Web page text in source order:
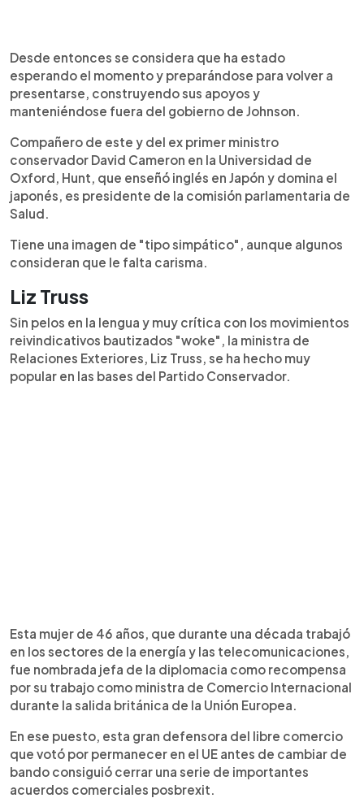
Desde entonces se considera que ha estado
esperando el momento y preparándose para volver a
presentarse, construyendo sus apoyos y
manteniéndose fuera del gobierno de Johnson.
Compañero de este y del ex primer ministro
conservador David Cameron en la Universidad de
Oxford, Hunt, que enseñó inglés en Japón y domina el
japonés, es presidente de la comisión parlamentaria de
Salud.
Tiene una imagen de "tipo simpático", aunque algunos
consideran que le falta carisma.
Liz Truss
Sin pelos en la lengua y muy crítica con los movimientos
reivindicativos bautizados "woke", la ministra de
Relaciones Exteriores, Liz Truss, se ha hecho muy
popular en las bases del Partido Conservador.
Esta mujer de 46 años, que durante una década trabajó
en los sectores de la energía y las telecomunicaciones,
fue nombrada jefa de la diplomacia como recompensa
por su trabajo como ministra de Comercio Internacional
durante la salida británica de la Unión Europea.
En ese puesto, esta gran defensora del libre comercio
que votó por permanecer en el UE antes de cambiar de
bando consiguió cerrar una serie de importantes
acuerdos comerciales posbrexit.